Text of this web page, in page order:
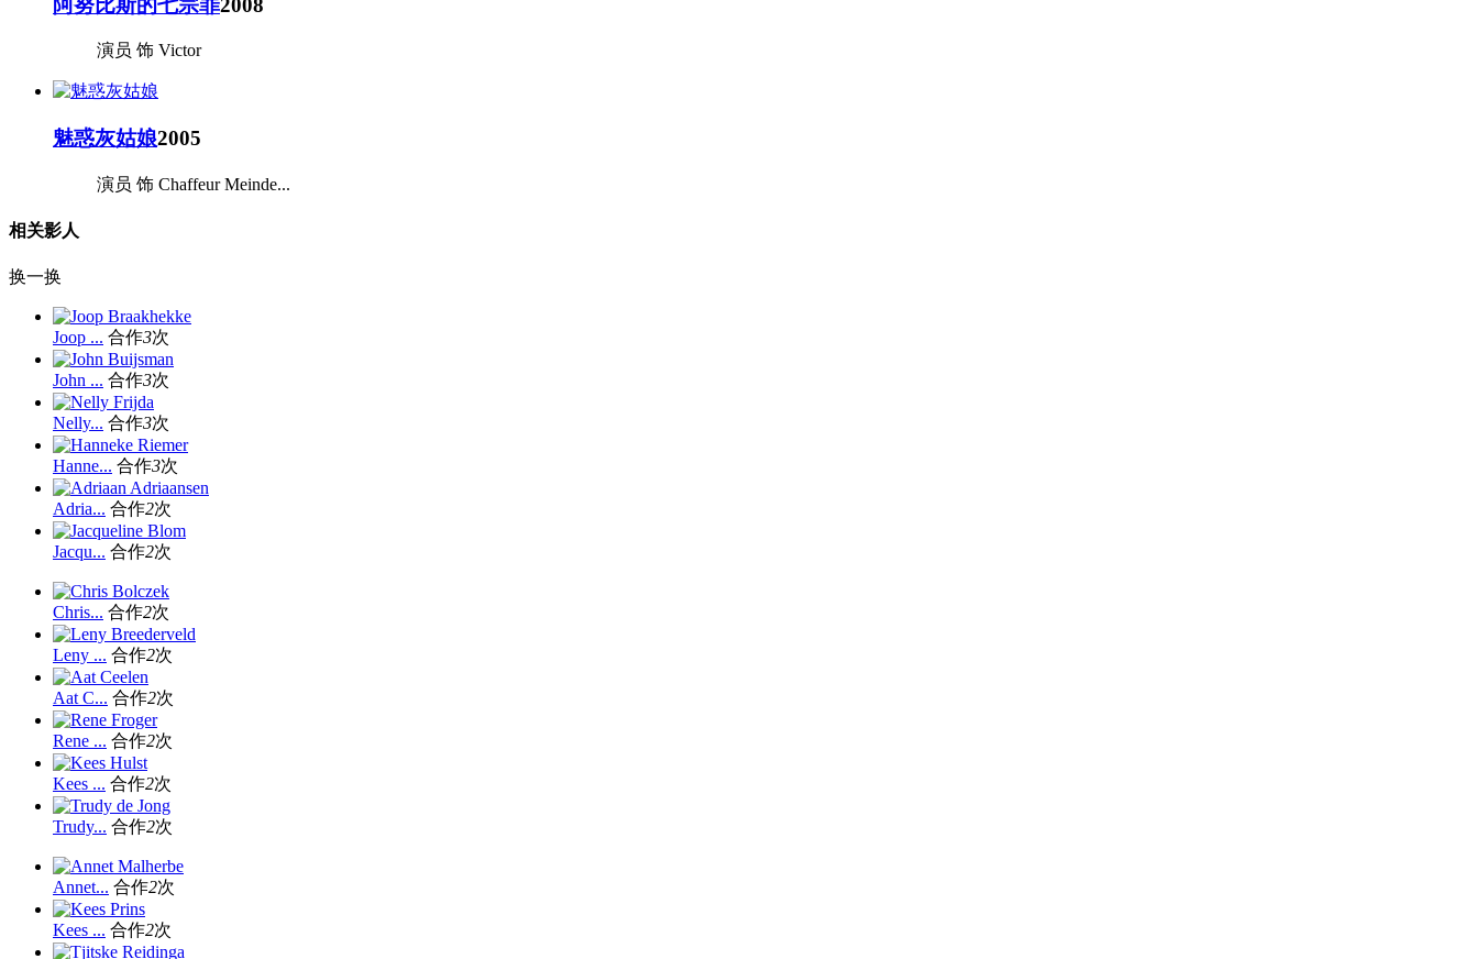
演员 饰 Victor
魅惑灰姑娘2005
演员 饰 Chaffeur Meinde...
相关影人
换一换
Joop ... 合作3次
John ... 合作3次
Nelly... 合作3次
Hanne... 合作3次
Adria... 合作2次
Jacqu... 合作2次
Chris... 合作2次
Leny ... 合作2次
Aat C... 合作2次
Rene ... 合作2次
Kees ... 合作2次
Trudy... 合作2次
Annet... 合作2次
Kees ... 合作2次